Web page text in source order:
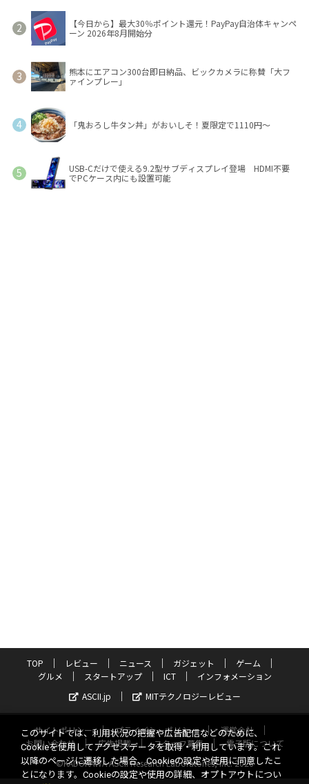
【今日から】最大30％ポイント還元！PayPay自治体キャンペ
ーン 2026年8月開始分
熊本にエアコン300台即日納品、ビックカメラに称賛「大フ
ァインプレー」
「鬼おろし牛タン丼」がおいしそ！夏限定で1110円～
USB-Cだけで使える9.2型サブディスプレイ登場 HDMI不要
でPCケース内にも設置可能
TOP レビュー ニュース ガジェット
ゲーム
グルメ
スタートアップ ICT
インフォメーション
ASCII.jp
MITテクノロジーレビュー
サイトポリシー プライバシーポリシー
運営会社
お問い合わせ
広告掲載 スタッフ募集
電子版について
©KADOKAWA ASCII Research Laboratories, Inc. 2026
このサイトでは、利用状況の把握や広告配信などのために、
Cookieを使用してアクセスデータを取得・利用しています。これ
以降のページに遷移した場合、Cookieの設定や使用に同意したこ
とになります。Cookieの設定や使用の詳細、オプトアウトについ